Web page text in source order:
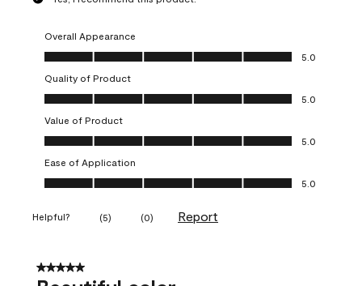
Overall Appearance
Overall Appearance, 5.0 out of 5
5.0
Quality of Product
Quality of Product, 5.0 out of 5
5.0
Value of Product
Value of Product, 5.0 out of 5
5.0
Ease of Application
Ease of Application, 5.0 out of 5
5.0
Helpful? (5) (0) Report
5 out of 5 stars.